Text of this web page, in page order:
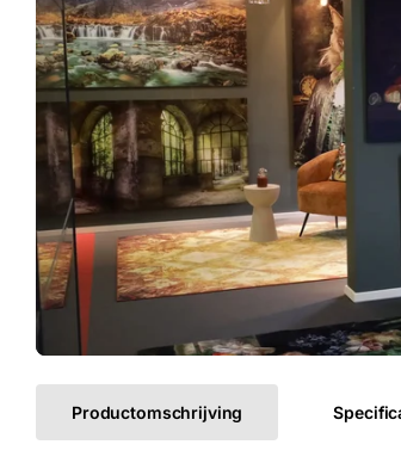
Productomschrijving